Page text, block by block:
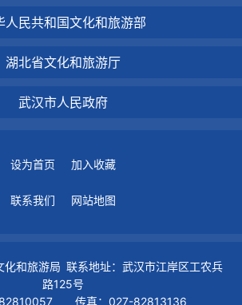
人民共和国文化和旅游部
湖北省文化和旅游厅
武汉市人民政府
设为首页 加入收藏
联系我们 网站地图
化和旅游局 联系地址：武汉市江岸区工农兵
路125号
82810057 传真：027-82813136